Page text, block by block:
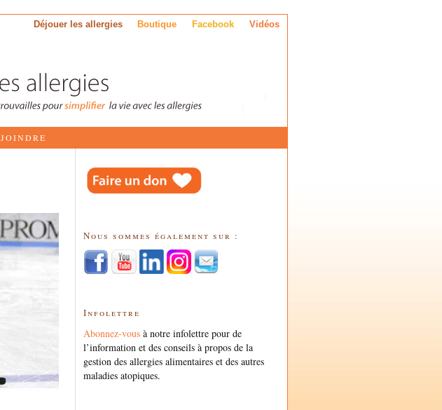
Déjouer les allergies Boutique Facebook Vidéos
JOINDRE
Nous sommes également sur :
Infolettre
Abonnez-vous à notre infolettre pour de
l’information et des conseils à propos de la
gestion des allergies alimentaires et des autres
maladies atopiques.